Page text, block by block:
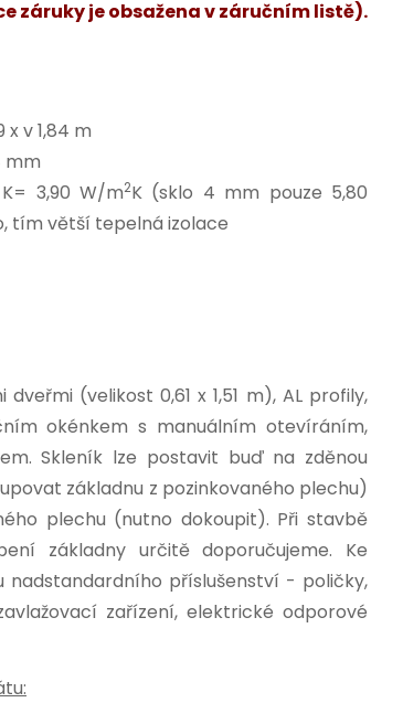
záruky je obsažena v záručním listě).
x v 1,84 m
mm
3,90 W/m2K (sklo 4 mm pouze 5,80
tím větší tepelná izolace
(velikost 0,61 x 1,51 m), AL profily,
okénkem s manuálním otevíráním,
Skleník lze postavit buď na zděnou
základnu z pozinkovaného plechu)
plechu (nutno dokoupit). Při stavbě
základny určitě doporučujeme. Ke
nadstandardního příslušenství - poličky,
zařízení, elektrické odporové